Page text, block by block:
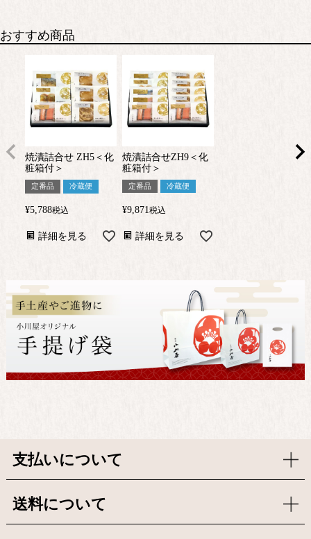
おすすめ商品
焼漬詰合せ ZH5＜化
粧箱付＞
定番品 冷蔵便
¥5,788税込
詳細を見る
焼漬詰合せZH9＜化
粧箱付＞
定番品 冷蔵便
¥9,871税込
詳細を見る
支払いについて
送料について